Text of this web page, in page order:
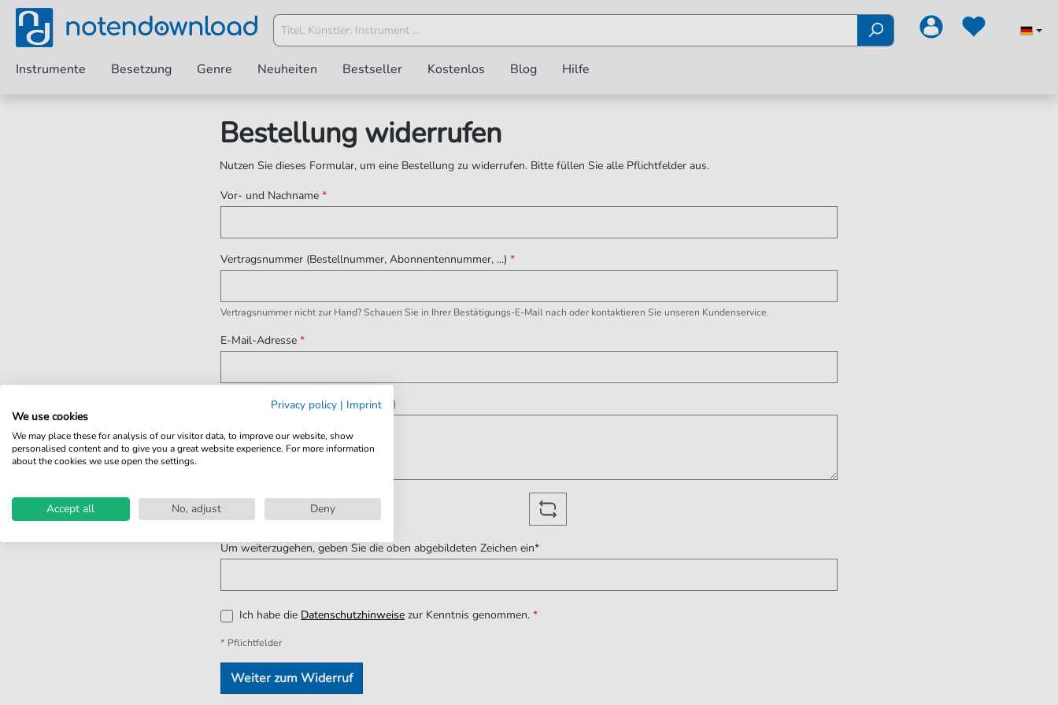
Instrumente Besetzung Genre Neuheiten Bestseller Kostenlos Blog Hilfe
Bestellung widerrufen
Nutzen Sie dieses Formular, um eine Bestellung zu widerrufen. Bitte füllen Sie alle Pflichtfelder aus.
Vor- und Nachname*
Vertragsnummer (Bestellnummer, Abonnentennummer, ...)*
Vertragsnummer nicht zur Hand? Schauen Sie in Ihrer Bestätigungs-E-Mail nach oder kontaktieren Sie unseren Kundenservice.
E-Mail-Adresse*
Kommentar oder Hinweis(optional)
Um weiterzugehen, geben Sie die oben abgebildeten Zeichen ein*
Ich habe die Datenschutzhinweise zur Kenntnis genommen.*
* Pflichtfelder
Weiter zum Widerruf
Privacy policy | Imprint
We use cookies
We may place these for analysis of our visitor data, to improve our website, show
personalised content and to give you a great website experience. For more information
about the cookies we use open the settings.
Accept all No, adjust Deny